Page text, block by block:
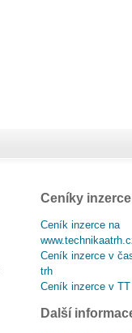
Ceníky inzerce
Ceník inzerce na
Ceník inzerce v
trh
Ceník inzerce v TT
Další